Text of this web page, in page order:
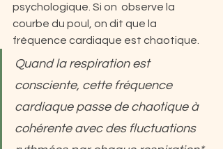
psychologique. Si on  observe la
courbe du poul, on dit que la
fréquence cardiaque est chaotique.
Quand la respiration est
consciente, cette fréquence
cardiaque passe de chaotique à
cohérente avec des fluctuations